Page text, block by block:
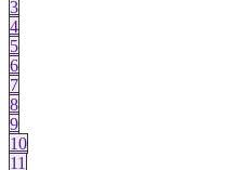
3
4
5
6
7
8
9
10
11